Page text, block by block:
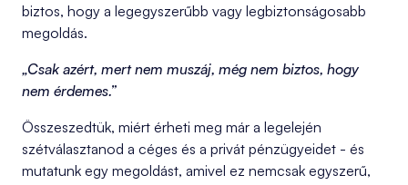
biztos, hogy a legegyszerűbb vagy legbiztonságosabb
megoldás.
„Csak azért, mert nem muszáj, még nem biztos, hogy
nem érdemes.”
Összeszedtük, miért érheti meg már a legelején
szétválasztanod a céges és a privát pénzügyeidet - és
mutatunk egy megoldást, amivel ez nemcsak egyszerű,